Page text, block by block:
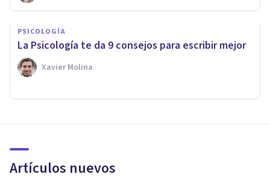
PSICOLOGÍA
La Psicología te da 9 consejos para escribir mejor
Xavier Molina
Artículos nuevos